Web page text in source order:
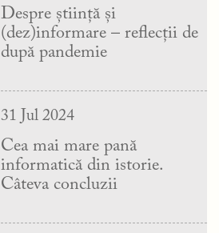
Despre știință și
(dez)informare – reflecții de
după pandemie
31 Jul 2024
Cea mai mare pană
informatică din istorie.
Câteva concluzii